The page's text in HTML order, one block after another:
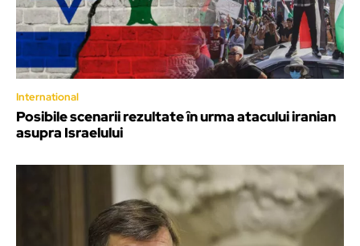
International
Posibile scenarii rezultate în urma atacului iranian
asupra Israelului